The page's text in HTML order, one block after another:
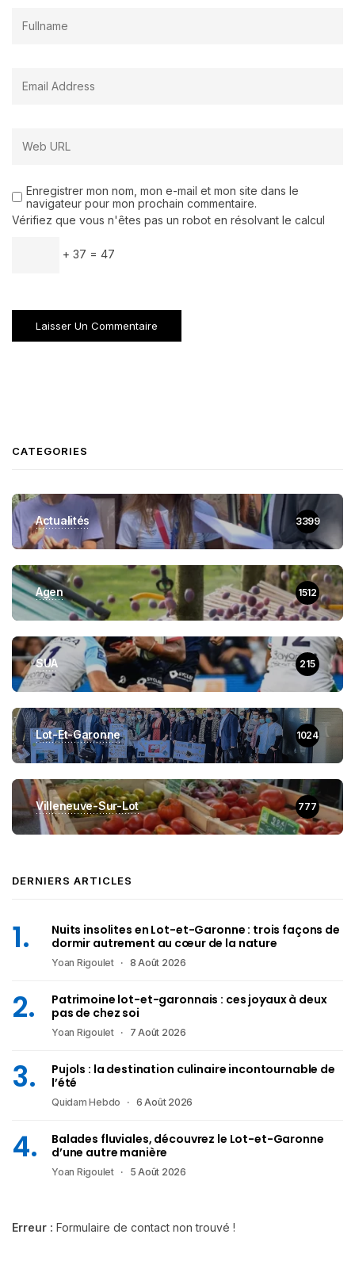
Enregistrer mon nom, mon e-mail et mon site dans le
navigateur pour mon prochain commentaire.
Vérifiez que vous n'êtes pas un robot en résolvant le calcul
+ 37 = 47
CATEGORIES
Actualités 3399
Agen 1512
SUA 215
Lot-Et-Garonne 1024
Villeneuve-Sur-Lot 777
DERNIERS ARTICLES
Nuits insolites en Lot-et-Garonne : trois façons de
dormir autrement au cœur de la nature
Yoan Rigoulet 8 Août 2026
Patrimoine lot-et-garonnais : ces joyaux à deux
pas de chez soi
Yoan Rigoulet 7 Août 2026
Pujols : la destination culinaire incontournable de
l’été
Quidam Hebdo 6 Août 2026
Balades fluviales, découvrez le Lot-et-Garonne
d’une autre manière
Yoan Rigoulet 5 Août 2026
Erreur : Formulaire de contact non trouvé !